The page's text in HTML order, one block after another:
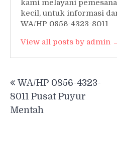
kami melayani
kecil, untuk informasi
WA/HP 0856-4323-8011
View all posts by admin
navigation
WA/HP 0856-4323-
8011 Pusat Puyur
Mentah